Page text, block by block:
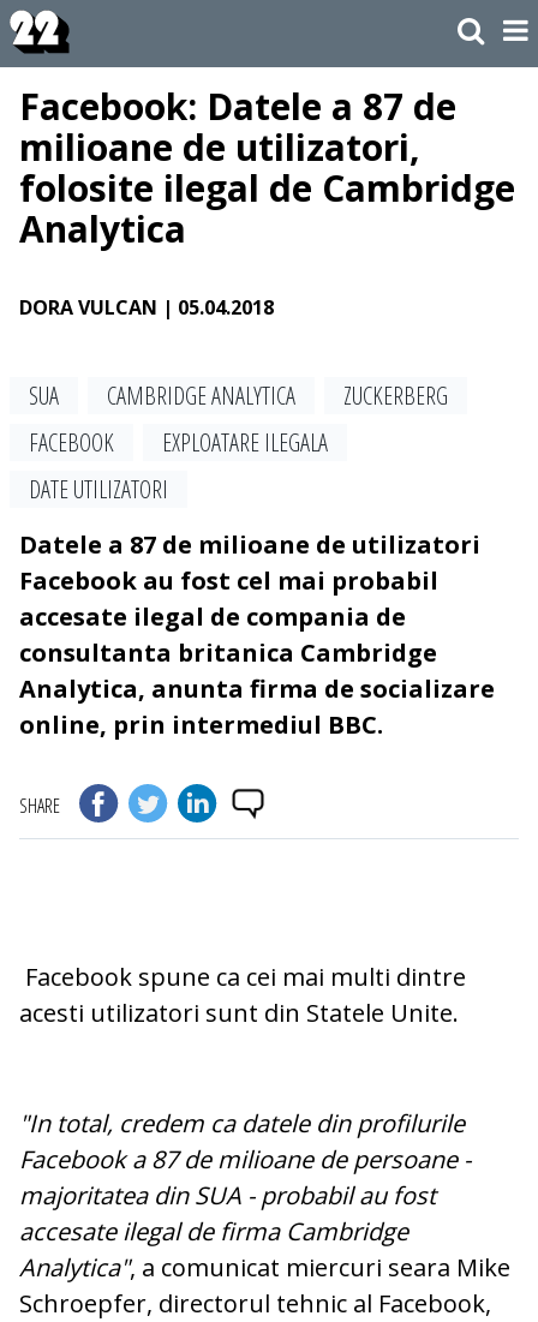
Facebook: Datele a 87 de
milioane de utilizatori,
folosite ilegal de Cambridge
Analytica
DORA VULCAN | 05.04.2018
SUA CAMBRIDGE ANALYTICA
ZUCKERBERG
FACEBOOK
EXPLOATARE ILEGALA
DATE UTILIZATORI
Datele a 87 de milioane de utilizatori
Facebook au fost cel mai probabil
accesate ilegal de compania de
consultanta britanica Cambridge
Analytica, anunta firma de socializare
online, prin intermediul BBC.
SHARE
Facebook spune ca cei mai multi dintre
acesti utilizatori sunt din Statele Unite.
"In total, credem ca datele din profilurile
Facebook a 87 de milioane de persoane -
majoritatea din SUA - probabil au fost
accesate ilegal de firma Cambridge
Analytica", a comunicat miercuri seara Mike
Schroepfer, directorul tehnic al Facebook,